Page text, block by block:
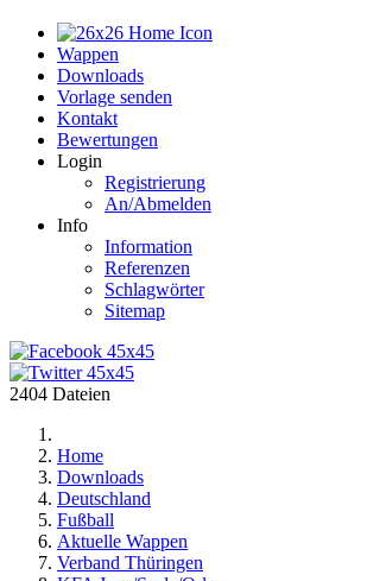
Wappen
Downloads
Vorlage senden
Kontakt
Bewertungen
Login
Registrierung
An/Abmelden
Info
Information
Referenzen
Schlagwörter
Sitemap
2404 Dateien
Home
Downloads
Deutschland
Fußball
Aktuelle Wappen
Verband Thüringen